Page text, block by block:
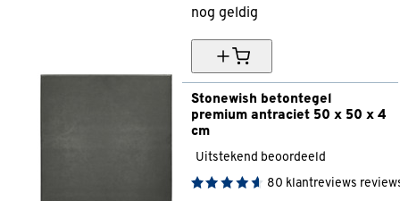
nog geldig
Stonewish betontegel
premium antraciet 50 x 50 x 4
cm
Uitstekend beoordeeld
80 klantreviews